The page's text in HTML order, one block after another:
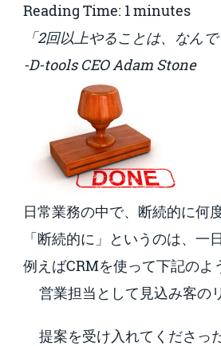
Reading Time: 1minutes
「2回以上やることは、なん
-D-tools CEO Adam Stone
日常業務の中で、断続的に何
「断続的に」というのは、一
例えばCRMを使って下記のよ
営業担当として見込み客の
提案を受け入れてくださっ